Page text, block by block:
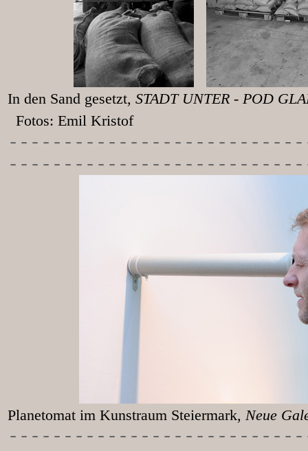
In den Sand gesetzt, STADT
Fotos: Emil Kristof
-----------
Planetomat im Kunstraum Steiermark,
-----------